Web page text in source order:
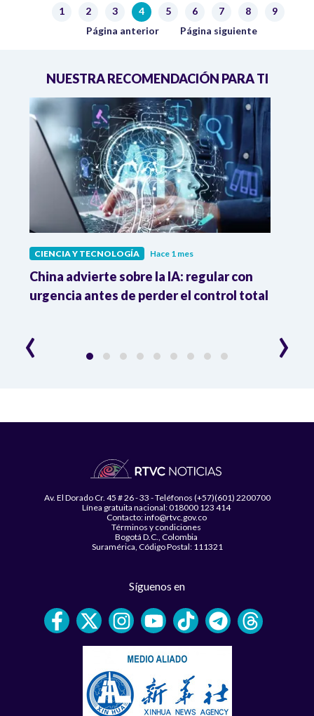
PaginaciónPágina
1 Página
2 Página
3 Página actual
4 Página
5 Página
6 Página
7 Página
8 Página
9
Página anterior
Página anterior Siguiente página
Página siguiente
NUESTRA RECOMENDACIÓN PARA TI
CIENCIA Y TECNOLOGÍA Hace 1 mes
China advierte sobre la IA: regular con
urgencia antes de perder el control total
‹ ›
Av. El Dorado Cr. 45 # 26 - 33 - Teléfonos (+57)(601) 2200700
Línea gratuita nacional: 018000 123 414
Contacto: info@rtvc.gov.co
Términos y condiciones
Bogotá D.C., Colombia
Suramérica, Código Postal: 111321
Síguenos en